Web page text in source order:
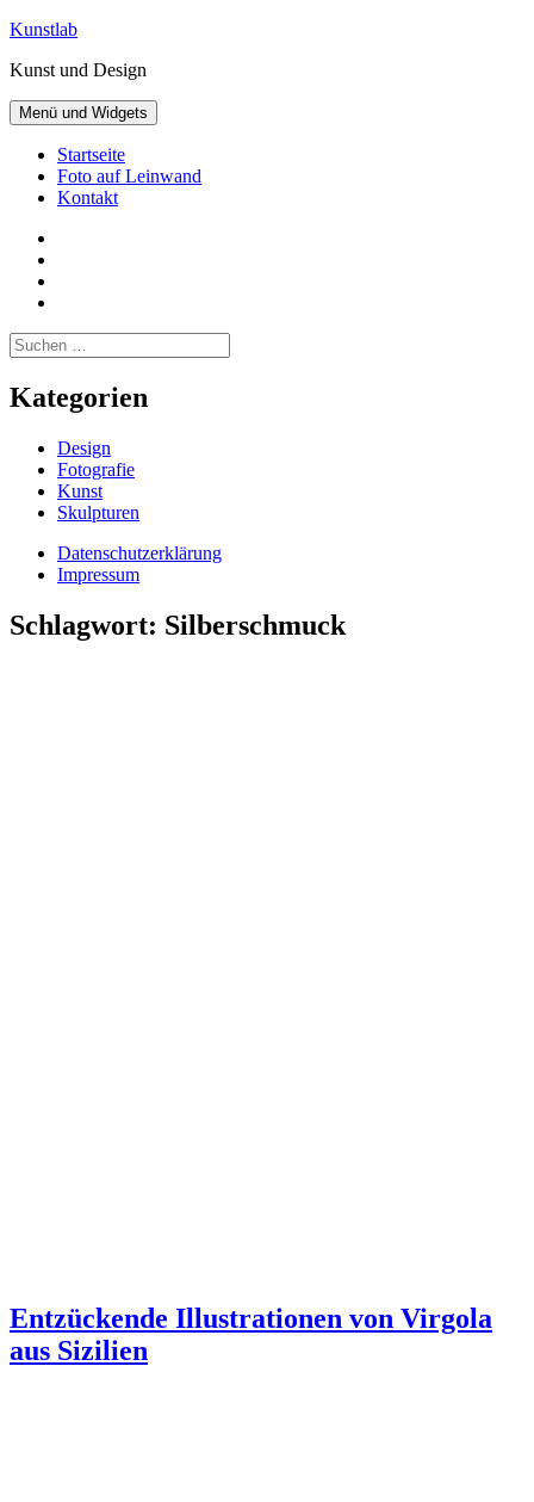
Zum
springen
Kunstlab
Kunst und Design
Menü und Widgets
Startseite
Foto auf Leinwand
Kontakt
Suchen
nach:
Kategorien
Design
Fotografie
Kunst
Skulpturen
Datenschutzerklärung
Impressum
Schlagwort: Silberschmuck
Entzückende Illustrationen von Virgola
aus Sizilien